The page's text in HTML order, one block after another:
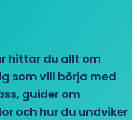
hittar du allt om
som vill börja med
guider om
och hur du undviker